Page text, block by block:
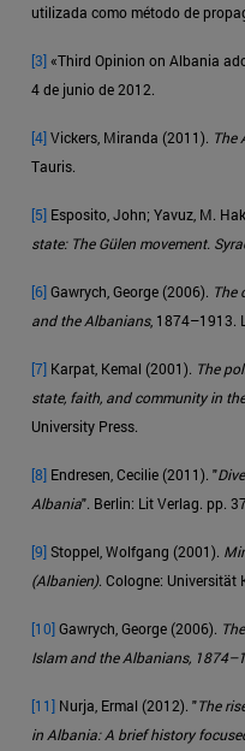
utilizada como método de
[3]«Third Opinion on Albania
4 de junio de 2012.
[4]Vickers, Miranda (2011). The
Tauris.
[5] Esposito, John; Yavuz, M.
state: The Gülen movement.
[6]Gawrych, George (2006). The
and the Albanians, 1874–1913.
[7] Karpat, Kemal (2001). The
state, faith, and community in
University Press.
[8] Endresen, Cecilie (2011). "
Albania". Berlin: Lit Verlag. pp.
[9]Stoppel, Wolfgang (2001).
(Albanien). Cologne: Universität
[10]Gawrych, George (2006).
Islam and the Albanians,
[11] Nurja, Ermal (2012). "The
in Albania: A brief history